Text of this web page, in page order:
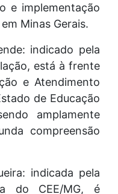
e implementação
Minas Gerais.
indicado pela
está à frente
e Atendimento
de Educação
amplamente
compreensão
indicada pela
do CEE/MG, é